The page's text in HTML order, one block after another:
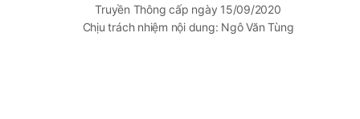
Truyền Thông cấp ngày 15/09/2020
Chịu trách nhiệm nội dung: Ngô Văn Tùng